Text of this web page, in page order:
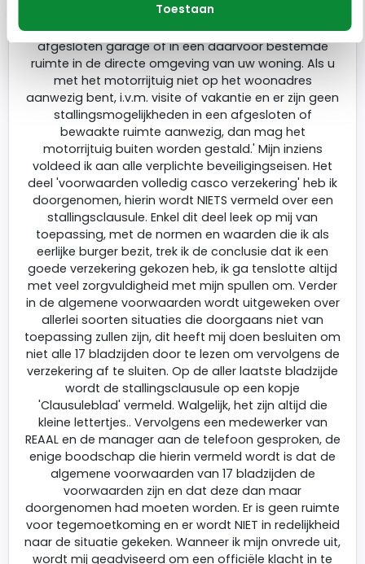
Toestaan
polis genoemde motorrijtuig moet tussen 20:00 uur
en 08:00 uur worden geparkeerd in een goed
afgesloten garage of in een daarvoor bestemde
ruimte in de directe omgeving van uw woning. Als u
met het motorrijtuig niet op het woonadres
aanwezig bent, i.v.m. visite of vakantie en er zijn geen
stallingsmogelijkheden in een afgesloten of
bewaakte ruimte aanwezig, dan mag het
motorrijtuig buiten worden gestald.' Mijn inziens
voldeed ik aan alle verplichte beveiligingseisen. Het
deel 'voorwaarden volledig casco verzekering' heb ik
doorgenomen, hierin wordt NIETS vermeld over een
stallingsclausule. Enkel dit deel leek op mij van
toepassing, met de normen en waarden die ik als
eerlijke burger bezit, trek ik de conclusie dat ik een
goede verzekering gekozen heb, ik ga tenslotte altijd
met veel zorgvuldigheid met mijn spullen om. Verder
in de algemene voorwaarden wordt uitgeweken over
allerlei soorten situaties die doorgaans niet van
toepassing zullen zijn, dit heeft mij doen besluiten om
niet alle 17 bladzijden door te lezen om vervolgens de
verzekering af te sluiten. Op de aller laatste bladzijde
wordt de stallingsclausule op een kopje
'Clausuleblad' vermeld. Walgelijk, het zijn altijd die
kleine lettertjes.. Vervolgens een medewerker van
REAAL en de manager aan de telefoon gesproken, de
enige boodschap die hierin vermeld wordt is dat de
algemene voorwaarden van 17 bladzijden de
voorwaarden zijn en dat deze dan maar
doorgenomen had moeten worden. Er is geen ruimte
voor tegemoetkoming en er wordt NIET in redelijkheid
naar de situatie gekeken. Wanneer ik mijn onvrede uit,
wordt mij geadviseerd om een officiële klacht in te